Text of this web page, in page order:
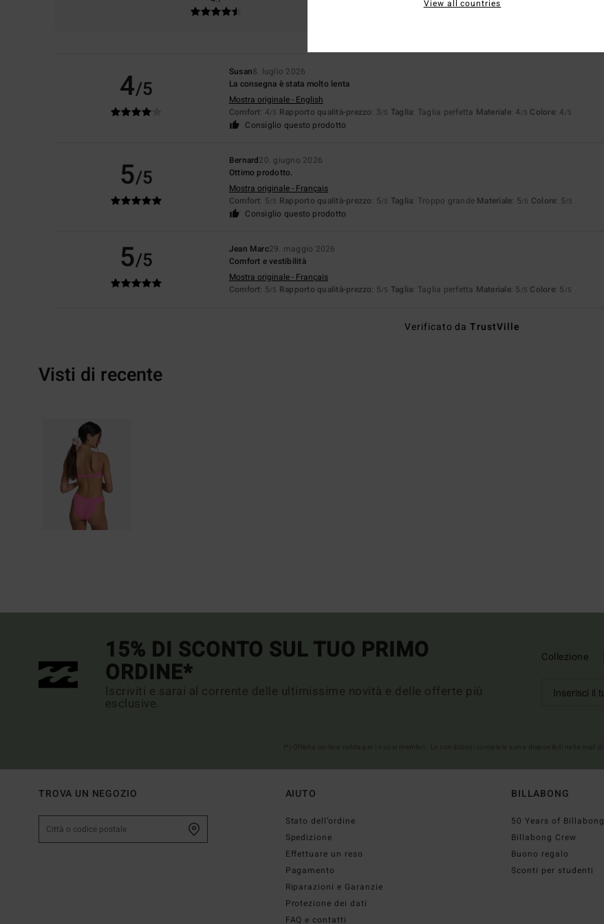
Troppo piccoloTroppo grande
4/5
Susan8. luglio 2026
La consegna è stata molto lenta
Mostra originale - English
Comfort: 4/5 Rapporto qualità-prezzo: 3/5 Taglia: Taglia perfetta Materiale: 4 /5 Colore: 4 /5
Consiglio questo prodotto
5/5
Bernard20. giugno 2026
Ottimo prodotto.
Mostra originale - Français
Comfort: 5/5 Rapporto qualità-prezzo: 5/5 Taglia: Troppo grande Materiale: 5/5 Colore: 5/5
Consiglio questo prodotto
5/5 Jean Marc29. maggio 2026
Comfort e vestibilità
Mostra originale - Français
Comfort: 5/5 Rapporto qualità-prezzo: 5/5 Taglia: Taglia perfetta Materiale: 5 /5 Colore: 5 /5
Verificato daTrustVille
Visti di recente
15% DI SCONTO SUL TUO PRIMO
ORDINE*
Iscriviti e sarai al corrente delle ultimissime novità e delle offerte più
esclusive.
Collezione
TROVA UN NEGOZIO AIUTO
Stato dell’ordine
Spedizione
Effettuare un reso
Pagamento
Riparazioni e Garanzie
Protezione dei dati
FAQ e contatti
BILLABONG
50 Years of Billabong
Billabong Crew
Buono regalo
Sconti per studenti
View all countries